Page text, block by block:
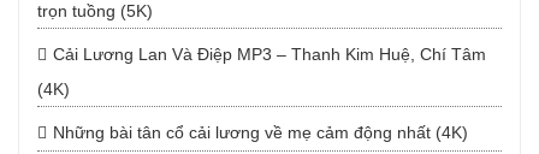
trọn tuồng (5K)
Cải Lương Lan Và Điệp MP3 – Thanh Kim Huệ, Chí Tâm
(4K)
Những bài tân cổ cải lương về mẹ cảm động nhất (4K)